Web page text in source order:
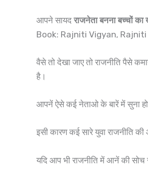
आपने सायद राजनेता बनना बच्चों
Book: Rajniti Vigyan,
वैसे तो देखा जाए तो राजनीति पैसे
है।
आपनें ऐसे कई नेताओ के बारें में सुना
इसी कारण कई सारे युवा राजनीति
यदि आप भी राजनीति में आनें की सोच